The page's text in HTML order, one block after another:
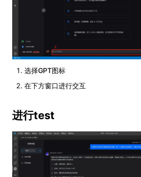
选择GPT图标
在下方窗口进行交互
进行test